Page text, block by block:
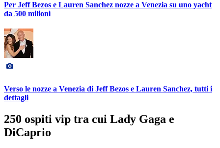
Per Jeff Bezos e Lauren Sanchez nozze a Venezia su uno yacht
da 500 milioni
Verso le nozze a Venezia di Jeff Bezos e Lauren Sanchez, tutti i
dettagli
250 ospiti vip tra cui Lady Gaga e
DiCaprio